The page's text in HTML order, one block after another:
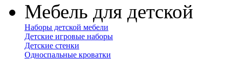
Мебель для детской
Наборы детской мебели
Детские игровые наборы
Детские стенки
Односпальные кроватки